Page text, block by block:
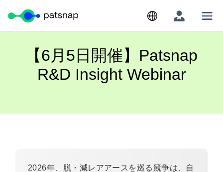
Skip
to
【6月5日開催】Patsnap
R&D Insight Webinar
2026年、脱 ・減レアアースを巡る競争は、自